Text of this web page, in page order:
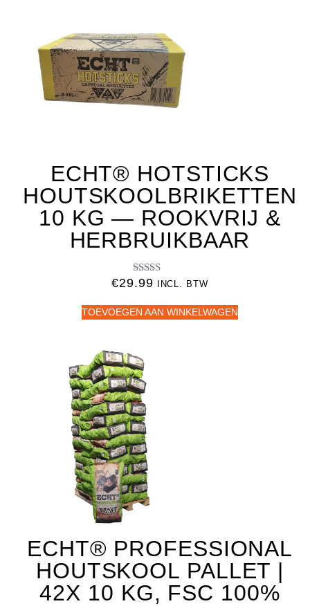
ECHT® HOTSTICKS
HOUTSKOOLBRIKETTEN
10 KG — ROOKVRIJ &
HERBRUIKBAAR
Gewaardeerd
€29.99 INCL. BTW
TOEVOEGEN AAN WINKELWAGEN
ECHT® PROFESSIONAL
HOUTSKOOL PALLET |
42X 10 KG, FSC 100%